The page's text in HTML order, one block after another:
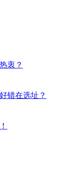
衷？
错在选址？